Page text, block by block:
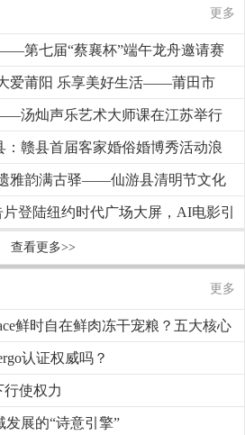
更多
第七届“蔡襄杯”端午龙舟邀请赛
爱莆阳 乐享美好生活——莆田市
日”非遗主题宣传展示主会场活动启
汤灿声乐艺术大师课在江苏举行
：赣县首届客家婚俗婚博秀活动浪
雅韵满古驿——仙游县清明节文化
片登陆纽约时代广场大屏，AI电影引
查看更多>>
更多
鲜时自在鲜肉冻干宠粮？五大核心
认证权威吗？
行使权力
展的“诗意引擎”